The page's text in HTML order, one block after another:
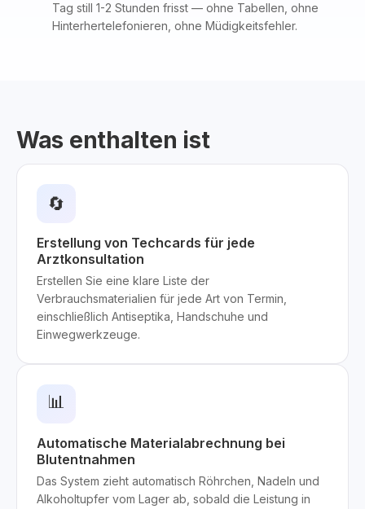
Tag still 1-2 Stunden frisst — ohne Tabellen, ohne
Hinterhertelefonieren, ohne Müdigkeitsfehler.
Was enthalten ist
🔄
Erstellung von Techcards für jede
Arztkonsultation
Erstellen Sie eine klare Liste der
Verbrauchsmaterialien für jede Art von Termin,
einschließlich Antiseptika, Handschuhe und
Einwegwerkzeuge.
📊
Automatische Materialabrechnung bei
Blutentnahmen
Das System zieht automatisch Röhrchen, Nadeln und
Alkoholtupfer vom Lager ab, sobald die Leistung in